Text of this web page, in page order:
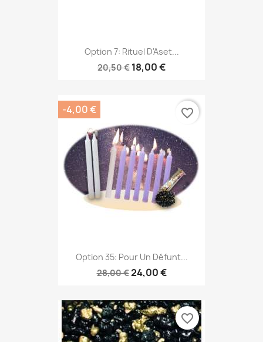
Option 7: Rituel D'Aset...
20,50 € 18,00 €
Option 35: Pour Un Défunt...
28,00 €24,00 €
-4,00 € favorite_border
favorite_border